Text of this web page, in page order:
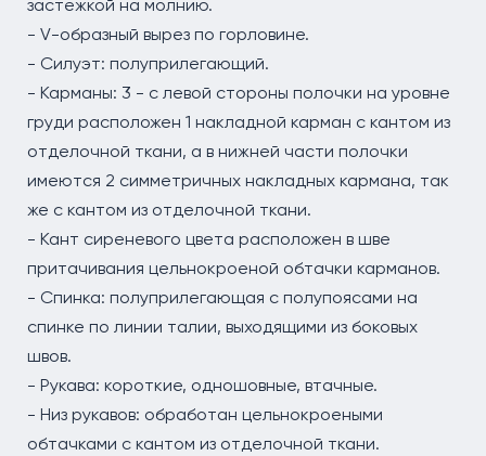
застежкой на молнию.
- V-образный вырез по горловине.
- Силуэт: полуприлегающий.
- Карманы: 3 - с левой стороны полочки на уровне
груди расположен 1 накладной карман с кантом из
отделочной ткани, а в нижней части полочки
имеются 2 симметричных накладных кармана, так
же с кантом из отделочной ткани.
- Кант сиреневого цвета расположен в шве
притачивания цельнокроеной обтачки карманов.
- Спинка: полуприлегающая с полупоясами на
спинке по линии талии, выходящими из боковых
швов.
- Рукава: короткие, одношовные, втачные.
- Низ рукавов: обработан цельнокроеными
обтачками с кантом из отделочной ткани.